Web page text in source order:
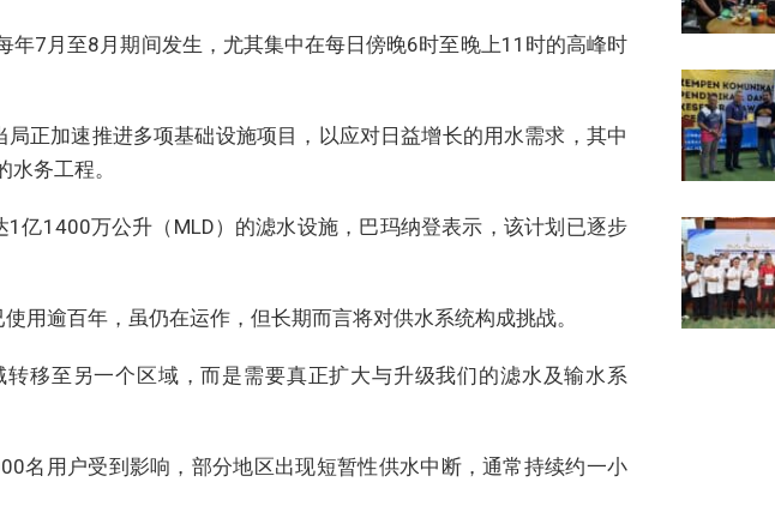
年7月至8月期间发生，尤其集中在每日傍晚6时至晚上11时的高峰时
正加速推进多项基础设施项目，以应对日益增长的用水需求，其中
务工程。
1亿1400万公升（MLD）的滤水设施，巴玛纳登表示，该计划已逐步
用逾百年，虽仍在运作，但长期而言将对供水系统构成挑战。
移至另一个区域，而是需要真正扩大与升级我们的滤水及输水系
名用户受到影响，部分地区出现短暂性供水中断，通常持续约一小